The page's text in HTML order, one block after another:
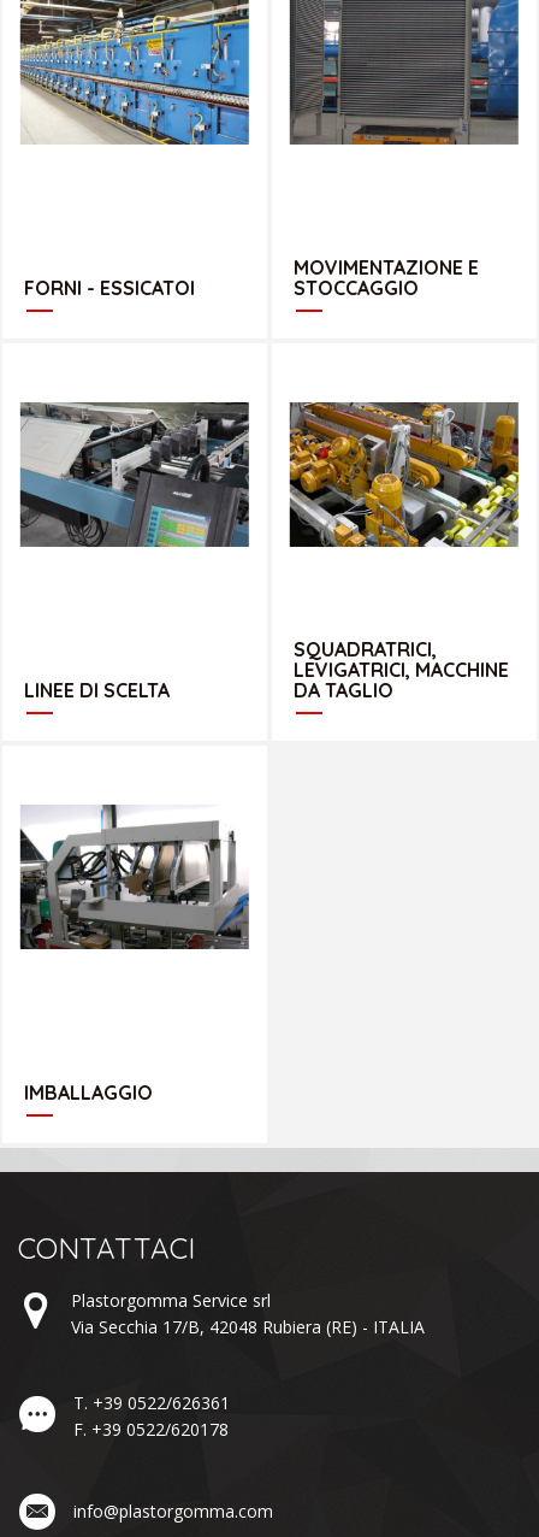
FORNI - ESSICATOI
MOVIMENTAZIONE E
STOCCAGGIO
LINEE DI SCELTA
SQUADRATRICI,
LEVIGATRICI, MACCHINE
DA TAGLIO
IMBALLAGGIO
CONTATTACI
Plastorgomma Service srl
Via Secchia 17/B, 42048 Rubiera (RE) - ITALIA
T. +39 0522/626361
F. +39 0522/620178
info@plastorgomma.com